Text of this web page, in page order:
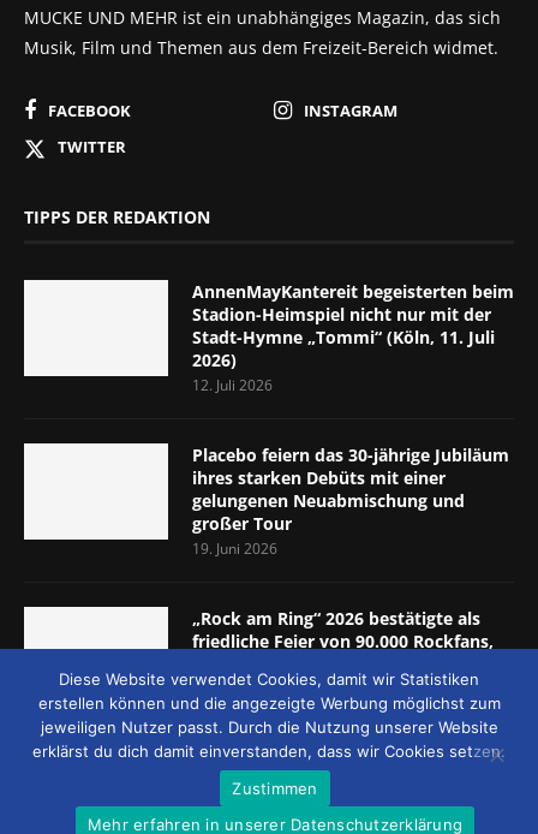
MUCKE UND MEHR ist ein unabhängiges Magazin, das sich
Musik, Film und Themen aus dem Freizeit-Bereich widmet.
FACEBOOK
INSTAGRAM
TWITTER
TIPPS DER REDAKTION
AnnenMayKantereit begeisterten beim
Stadion-Heimspiel nicht nur mit der
Stadt-Hymne „Tommi“ (Köln, 11. Juli
2026)
12. Juli 2026
Placebo feiern das 30-jährige Jubiläum
ihres starken Debüts mit einer
gelungenen Neuabmischung und
großer Tour
19. Juni 2026
„Rock am Ring“ 2026 bestätigte als
friedliche Feier von 90.000 Rockfans,
5.-7. Juni 2026)
8. Juni 2026
© 2026 - MUCKE UND MEHR
Diese Website verwendet Cookies, damit wir Statistiken
erstellen können und die angezeigte Werbung möglichst zum
jeweiligen Nutzer passt. Durch die Nutzung unserer Website
erklärst du dich damit einverstanden, dass wir Cookies setzen.
Zustimmen
Mehr erfahren in unserer Datenschutzerklärung